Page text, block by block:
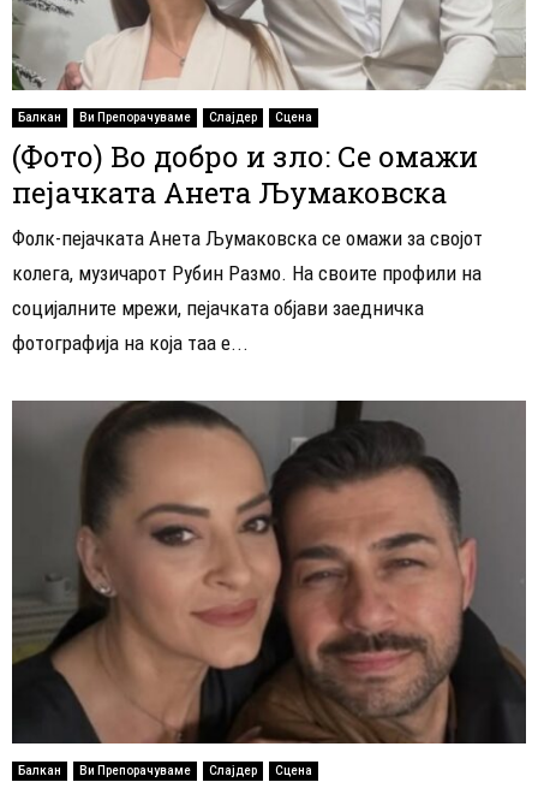
Балкан Ви Препорачуваме Слајдер Сцена
(Фото) Во добро и зло: Се омажи
пејачката Анета Љумаковска
Фолк-пејачката Анета Љумаковска се омажи за својот
колега, музичарот Рубин Размо. На своите профили на
социјалните мрежи, пејачката објави заедничка
фотографија на која таа е...
Балкан Ви Препорачуваме Слајдер Сцена